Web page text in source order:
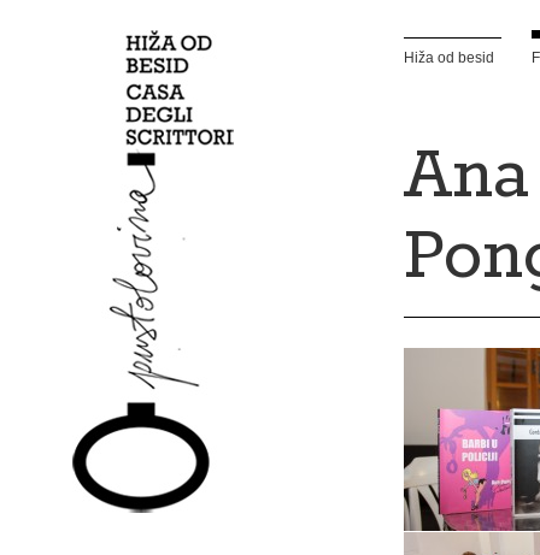
Hiža od besid